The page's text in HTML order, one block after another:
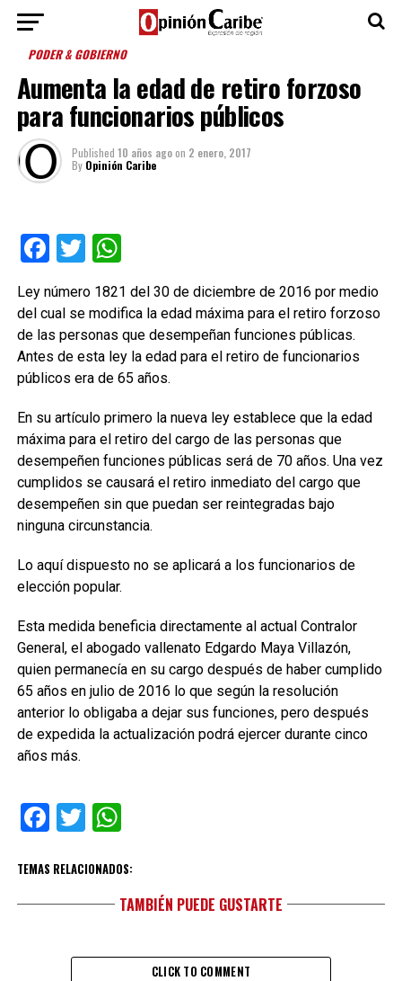
PODER & GOBIERNO
Aumenta la edad de retiro forzoso
para funcionarios públicos
Published 10 años agoon 2 enero, 2017
By Opinión Caribe
Facebook
TwitterWhatsApp
Ley número 1821 del 30 de diciembre de 2016 por medio
del cual se modifica la edad máxima para el retiro forzoso
de las personas que desempeñan funciones públicas.
Antes de esta ley la edad para el retiro de funcionarios
públicos era de 65 años.
En su artículo primero la nueva ley establece que la edad
máxima para el retiro del cargo de las personas que
desempeñen funciones públicas será de 70 años. Una vez
cumplidos se causará el retiro inmediato del cargo que
desempeñen sin que puedan ser reintegradas bajo
ninguna circunstancia.
Lo aquí dispuesto no se aplicará a los funcionarios de
elección popular.
Esta medida beneficia directamente al actual Contralor
General, el abogado vallenato Edgardo Maya Villazón,
quien permanecía en su cargo después de haber cumplido
65 años en julio de 2016 lo que según la resolución
anterior lo obligaba a dejar sus funciones, pero después
de expedida la actualización podrá ejercer durante cinco
años más.
Facebook
TwitterWhatsApp
TEMAS RELACIONADOS:
TAMBIÉN PUEDE GUSTARTE
CLICK TO COMMENT